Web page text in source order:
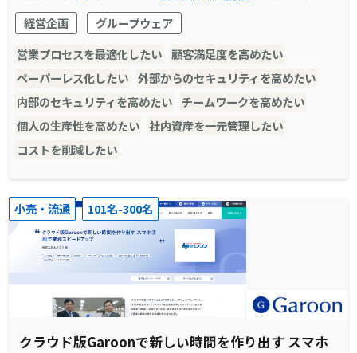
ム（J:COM）｜サイボウズ Garoon（ガルーン）
経営企画
グループウェア
営業プロセスを最適化したい 顧客満足度を高めたい
ペーパーレス化したい 外部からのセキュリティを高めたい
内部のセキュリティを高めたい チームワークを高めたい
個人の生産性を高めたい 社内資産を一元管理したい
コストを削減したい
小売・流通 101名-300名
クラウド版Garoonで新しい時間を作り出す スマホ